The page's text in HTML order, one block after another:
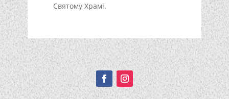
Святому Храмі.
Подписывайтесь!